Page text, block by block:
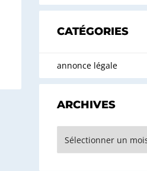
CATÉGORIES
annonce légale
ARCHIVES